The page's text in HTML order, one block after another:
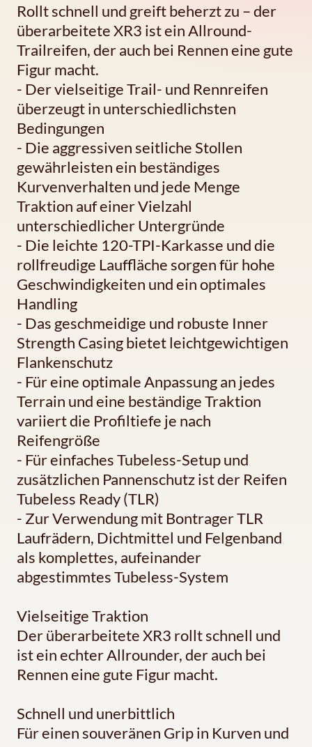
Rollt schnell und greift beherzt zu – der
überarbeitete XR3 ist ein Allround-
Trailreifen, der auch bei Rennen eine gute
Figur macht.
- Der vielseitige Trail- und Rennreifen
überzeugt in unterschiedlichsten
Bedingungen
- Die aggressiven seitliche Stollen
gewährleisten ein beständiges
Kurvenverhalten und jede Menge
Traktion auf einer Vielzahl
unterschiedlicher Untergründe
- Die leichte 120-TPI-Karkasse und die
rollfreudige Lauffläche sorgen für hohe
Geschwindigkeiten und ein optimales
Handling
- Das geschmeidige und robuste Inner
Strength Casing bietet leichtgewichtigen
Flankenschutz
- Für eine optimale Anpassung an jedes
Terrain und eine beständige Traktion
variiert die Profiltiefe je nach
Reifengröße
- Für einfaches Tubeless-Setup und
zusätzlichen Pannenschutz ist der Reifen
Tubeless Ready (TLR)
- Zur Verwendung mit Bontrager TLR
Laufrädern, Dichtmittel und Felgenband
als komplettes, aufeinander
abgestimmtes Tubeless-System
Vielseitige Traktion
Der überarbeitete XR3 rollt schnell und
ist ein echter Allrounder, der auch bei
Rennen eine gute Figur macht.
Schnell und unerbittlich
Für einen souveränen Grip in Kurven und